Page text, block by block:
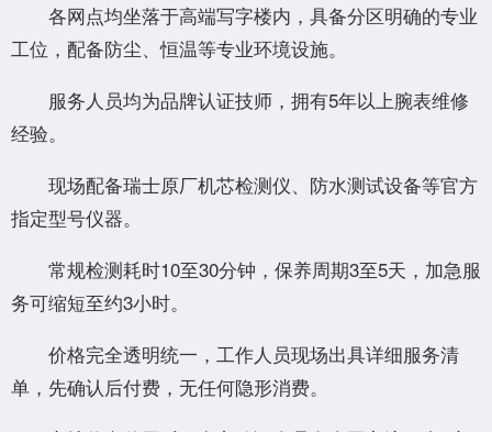
各网点均坐落于高端写字楼内，具备分区明确的专业
工位，配备防尘、恒温等专业环境设施。
服务人员均为品牌认证技师，拥有5年以上腕表维修
经验。
现场配备瑞士原厂机芯检测仪、防水测试设备等官方
指定型号仪器。
常规检测耗时10至30分钟，保养周期3至5天，加急服
务可缩短至约3小时。
价格完全透明统一，工作人员现场出具详细服务清
单，先确认后付费，无任何隐形消费。